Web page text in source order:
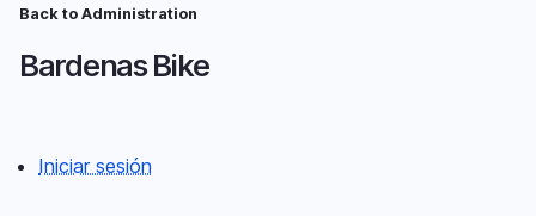
Pasar
contenido
de
Back to Administration
Bardenas Bike
Menú
Iniciar sesión